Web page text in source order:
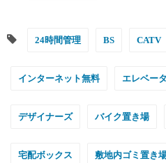
24時間管理 BS CATV
インターネット無料 エレベー
デザイナーズ バイク置き場
宅配ボックス 敷地内ゴミ置き